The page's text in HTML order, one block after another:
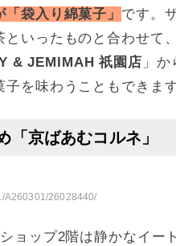
袋入り綿菓子」 です。
といったものと合わせて
& JEMIMAH 祇園店 」
を味わうこともできま
「京ばあむコルネ」
A260301/26028440/
ョップ2階は静かなイー